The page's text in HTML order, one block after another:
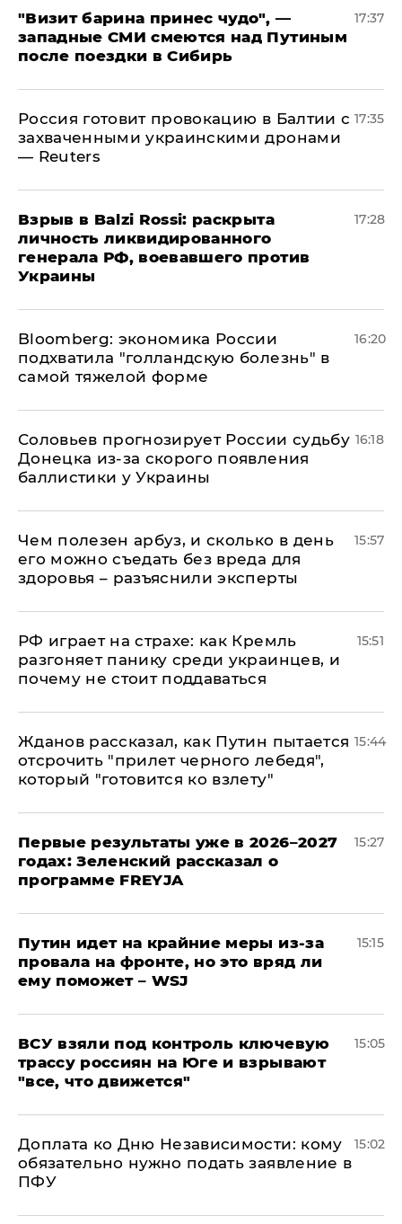
"Визит барина принес чудо", —
западные СМИ смеются над Путиным
после поездки в Сибирь
17:37
​Россия готовит провокацию в Балтии с
захваченными украинскими дронами
— Reuters
17:35
​Взрыв в Balzi Rossi: раскрыта
личность ликвидированного
генерала РФ, воевавшего против
Украины
17:28
Bloomberg: экономика России
подхватила "голландскую болезнь" в
самой тяжелой форме
16:20
Соловьев прогнозирует России судьбу
Донецка из-за скорого появления
баллистики у Украины
16:18
Чем полезен арбуз, и сколько в день
его можно съедать без вреда для
здоровья – разъяснили эксперты
15:57
РФ играет на страхе: как Кремль
разгоняет панику среди украинцев, и
почему не стоит поддаваться
15:51
Жданов рассказал, как Путин пытается
отсрочить "прилет черного лебедя",
который "готовится ко взлету"
15:44
Первые результаты уже в 2026–2027
годах: Зеленский рассказал о
программе FREYJA
15:27
Путин идет на крайние меры из-за
провала на фронте, но это вряд ли
ему поможет – WSJ
15:15
ВСУ взяли под контроль ключевую
трассу россиян на Юге и взрывают
"все, что движется"
15:05
Доплата ко Дню Независимости: кому
обязательно нужно подать заявление в
ПФУ
15:02